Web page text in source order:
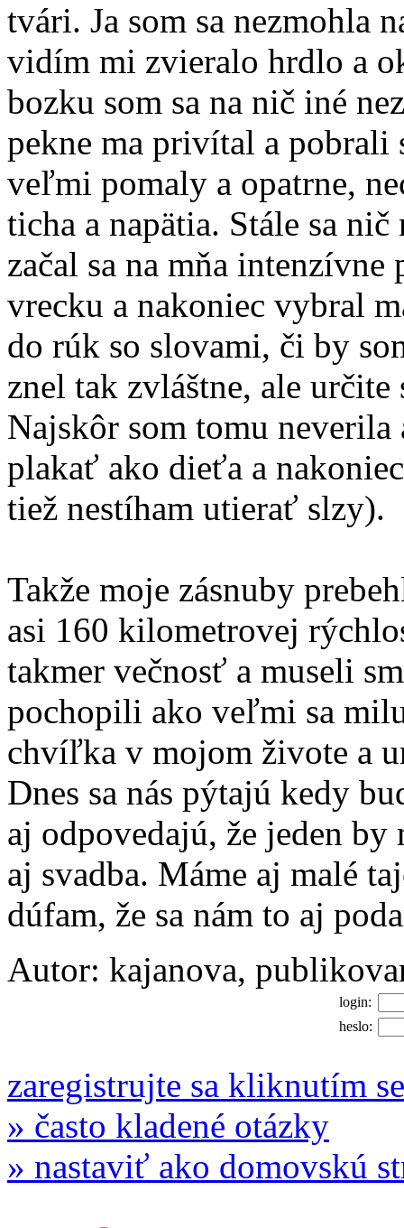
tvári. Ja som sa nezmohla
vidím mi zvieralo hrdlo a
bozku som sa na nič iné
pekne ma privítal a pobrali
veľmi pomaly a opatrne,
ticha a napätia. Stále sa
začal sa na mňa
vrecku a nakoniec vybral
do rúk so slovami, či by
znel tak zvláštne, ale
Najskôr som tomu neverila
plakať ako dieťa a
tiež nestíham utierať slzy).
Takže moje zásnuby
asi 160 kilometrovej
takmer večnosť a museli
pochopili ako veľmi sa
chvíľka v mojom živote a
Dnes sa nás pýtajú kedy
aj odpovedajú, že jeden
aj svadba. Máme aj malé
dúfam, že sa nám to aj
Autor: kajanova,
login:
heslo:
zaregistrujte sa kliknutím
» často kladené otázky
» nastaviť ako domovskú